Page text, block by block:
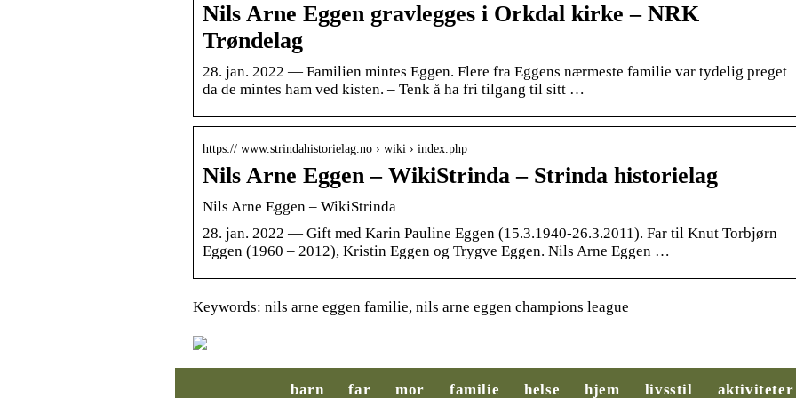
Nils Arne Eggen gravlegges i Orkdal kirke – NRK
Trøndelag
28. jan. 2022 — Familien mintes Eggen. Flere fra Eggens nærmeste familie var tydelig preget
da de mintes ham ved kisten. – Tenk å ha fri tilgang til sitt …
https:// www.strindahistorielag.no › wiki › index.php
Nils Arne Eggen – WikiStrinda – Strinda historielag
Nils Arne Eggen – WikiStrinda
28. jan. 2022 — Gift med Karin Pauline Eggen (15.3.1940-26.3.2011). Far til Knut Torbjørn
Eggen (1960 – 2012), Kristin Eggen og Trygve Eggen. Nils Arne Eggen …
Keywords: nils arne eggen familie, nils arne eggen champions league
barn far mor familie helse hjem livsstil aktiviteter
Slik legger du til
rette for et
Behovsanalyse:
Nøkkelen til